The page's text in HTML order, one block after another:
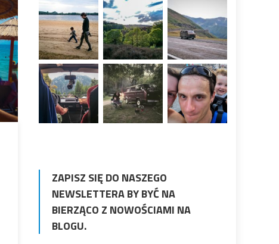
ZAPISZ SIĘ DO NASZEGO
NEWSLETTERA BY BYĆ NA
BIERZĄCO Z NOWOŚCIAMI NA
BLOGU.